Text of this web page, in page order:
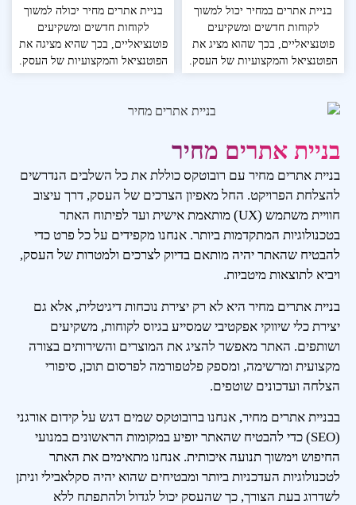
בניית אתרים במחיר יכול למשוך
לקוחות חדשים ומשקיעים
פוטנציאליים, בכך שהוא מציג את
הפוטנציאל והמקצועיות של העסק.
בניית אתרים מחיר יכולה למשוך
לקוחות חדשים ומשקיעים
פוטנציאליים, בכך שהיא מציגה את
הפוטנציאל והמקצועיות של העסק.
בניית אתרים מחיר
בניית אתרים מחיר עם רובוטקס כוללת את כל השלבים הנדרשים
להצלחת הפרויקט. החל מאפיון הצרכים של העסק, דרך עיצוב
חוויית משתמש (UX) מותאמת אישית ועד לפיתוח האתר
בטכנולוגיות המתקדמות ביותר. אנחנו מקפידים על כל פרט כדי
להבטיח שהאתר יהיה מותאם בדיוק לצרכים ולמטרות של העסק,
ויביא לתוצאות מיטביות.
בניית אתרים מחיר היא לא רק יצירת נוכחות דיגיטלית, אלא גם
יצירת כלי שיווקי אפקטיבי שמסייע בגיוס לקוחות, משקיעים
ושותפים. האתר מאפשר להציג את המוצרים והשירותים בצורה
מקצועית ומרשימה, ומספק פלטפורמה לפרסום תוכן, סיפורי
הצלחה ועדכונים שוטפים.
בבניית אתרים מחיר, אנחנו ברובוטקס שמים דגש על קידום אורגני
(SEO) כדי להבטיח שהאתר יופיע במקומות הראשונים במנועי
החיפוש וימשוך תנועה איכותית. אנחנו מתאימים את האתר
לטכנולוגיות העדכניות ביותר ומבטיחים שהוא יהיה סקלאבילי וניתן
לשדרוג בעת הצורך, כך שהעסק יכול לגדול ולהתפתח ללא